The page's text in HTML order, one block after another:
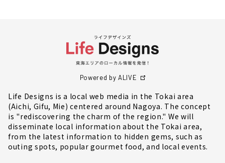
Powered by ALIVE
Life Designs is a local web media in the Tokai area
(Aichi, Gifu, Mie) centered around Nagoya. The concept
is "rediscovering the charm of the region." We will
disseminate local information about the Tokai area,
from the latest information to hidden gems, such as
outing spots, popular gourmet food, and local events.